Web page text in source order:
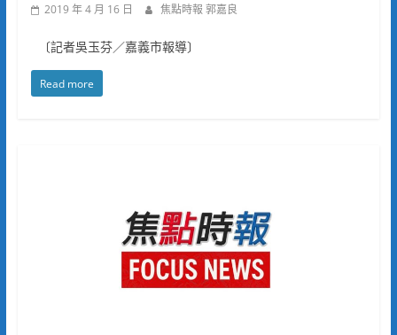
2019 年 4 月 16 日 焦點時報 郭嘉良
〔記者吳玉芬／嘉義市報導〕
Read more